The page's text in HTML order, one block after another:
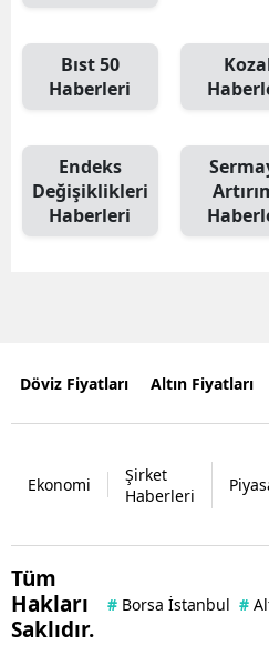
Bıst 50
Haberleri
Endeks
Değişiklikleri
Haberleri
Döviz Fiyatları Altın Fiyatları
Ekonomi
Şirket
Haberleri
Tüm
Hakları
Saklıdır.
# Borsa İstanbul #